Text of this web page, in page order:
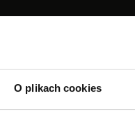
O plikach cookies